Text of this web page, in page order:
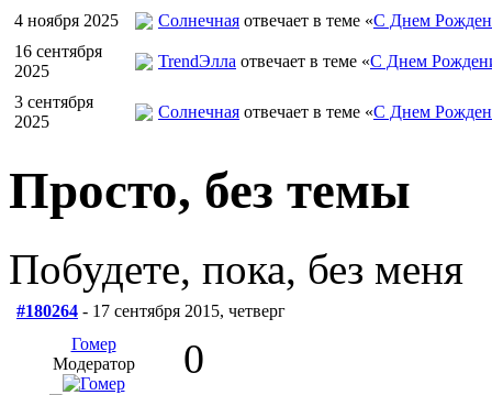
4 ноября 2025 Солнечная отвечает в теме «С Днем
16 сентября
2025
TrendЭлла отвечает в теме «С Днем
3 сентября
2025
Солнечная отвечает в теме «С Днем
Просто, без темы
Побудете, пока, без меня
#180264 - 17 сентября 2015, четверг
Гомер
Модератор
0